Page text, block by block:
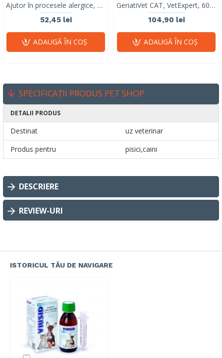
Ajutor în procesele alergice, Histamin LARGE BREED Stangest, blister, 8 tablete
52,45 lei
ADAUGĂ ÎN COŞ
GeriatiVet CAT, VetExpert, 60 capsule
104,90 lei
ADAUGĂ ÎN COŞ
SPECIFICAȚII PRODUS PET SHOP
DETALII PRODUS
Destinat
uz veterinar
Produs pentru
pisici,caini
DESCRIERE
REVIEW-URI
ISTORICUL TĂU DE NAVIGARE